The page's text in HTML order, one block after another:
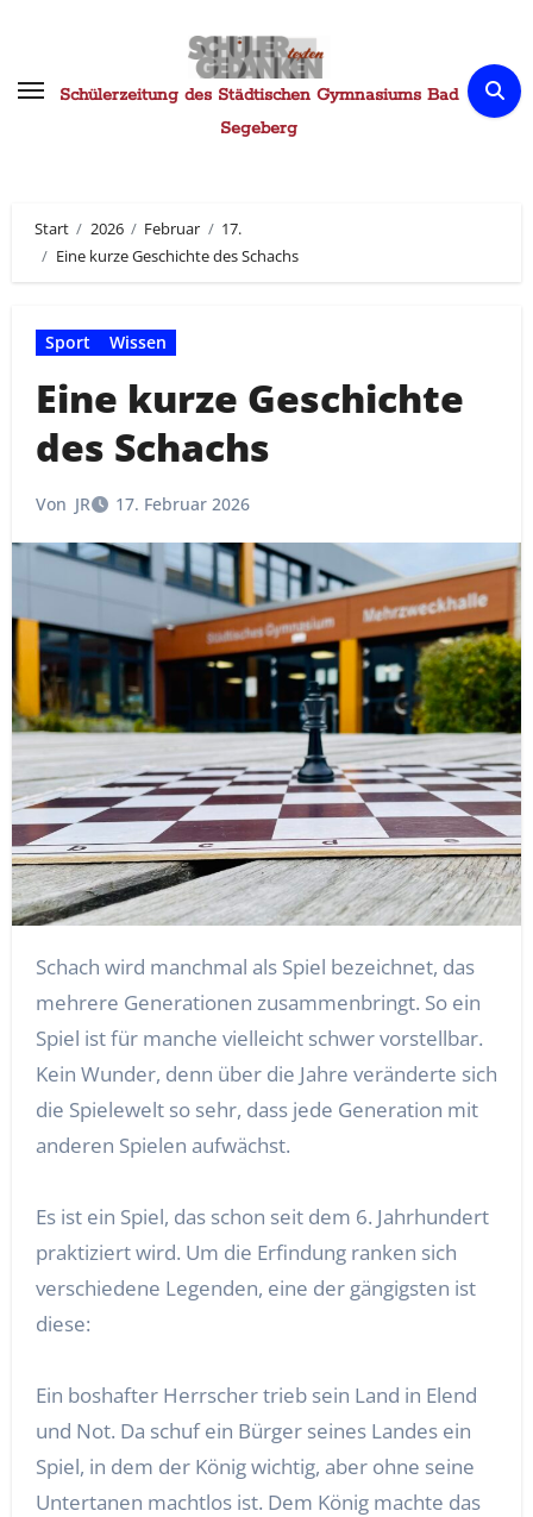
springenSchülerzeitung des Städtischen Gymnasiums Bad
Segeberg
Start 2026 Februar
17.
Eine kurze Geschichte des Schachs
Sport Wissen
Eine kurze Geschichte
des Schachs
Von JR 17. Februar 2026
Schach wird manchmal als Spiel bezeichnet, das
mehrere Generationen zusammenbringt. So ein
Spiel ist für manche vielleicht schwer vorstellbar.
Kein Wunder, denn über die Jahre veränderte sich
die Spielewelt so sehr, dass jede Generation mit
anderen Spielen aufwächst.
Es ist ein Spiel, das schon seit dem 6. Jahrhundert
praktiziert wird. Um die Erfindung ranken sich
verschiedene Legenden, eine der gängigsten ist
diese:
Ein boshafter Herrscher trieb sein Land in Elend
und Not. Da schuf ein Bürger seines Landes ein
Spiel, in dem der König wichtig, aber ohne seine
Untertanen machtlos ist. Dem König machte das